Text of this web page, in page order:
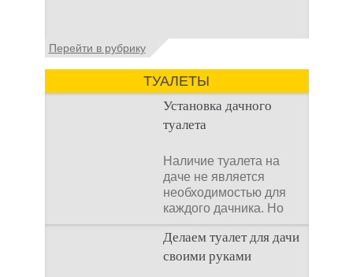
Установка септика Тверь - важнейший
аспект утилизации сточных вод в частных
домах и на загородных
Перейти в рубрику
ТУАЛЕТЫ
Установка дачного
туалета
Наличие туалета на
даче не является
необходимостью для
каждого дачника. Но
многие люди думают,
что
Делаем туалет для дачи
своими руками